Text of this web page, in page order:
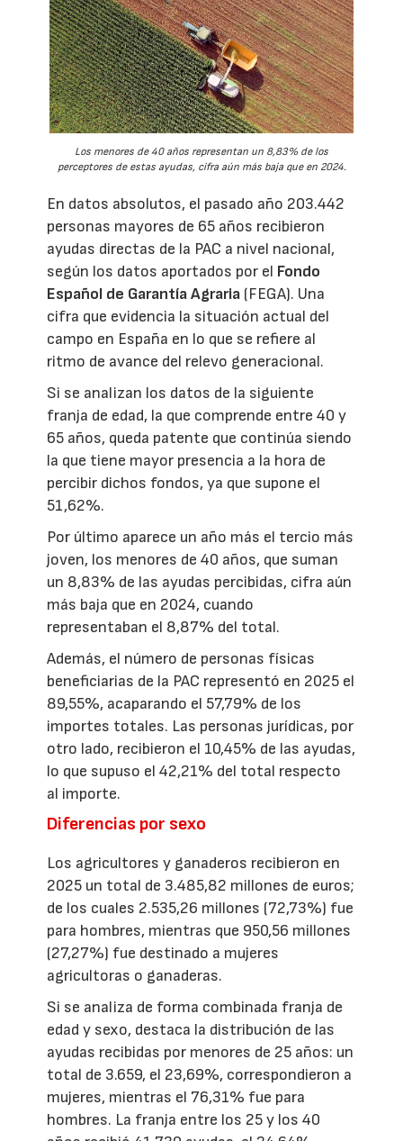
Los menores de 40 años representan un 8,83% de los
perceptores de estas ayudas, cifra aún más baja que en 2024.
En datos absolutos, el pasado año 203.442
personas mayores de 65 años recibieron
ayudas directas de la PAC a nivel nacional,
según los datos aportados por el Fondo
Español de Garantía Agraria (FEGA). Una
cifra que evidencia la situación actual del
campo en España en lo que se refiere al
ritmo de avance del relevo generacional.
Si se analizan los datos de la siguiente
franja de edad, la que comprende entre 40 y
65 años, queda patente que continúa siendo
la que tiene mayor presencia a la hora de
percibir dichos fondos, ya que supone el
51,62%.
Por último aparece un año más el tercio más
joven, los menores de 40 años, que suman
un 8,83% de las ayudas percibidas, cifra aún
más baja que en 2024, cuando
representaban el 8,87% del total.
Además, el número de personas físicas
beneficiarias de la PAC representó en 2025 el
89,55%, acaparando el 57,79% de los
importes totales. Las personas jurídicas, por
otro lado, recibieron el 10,45% de las ayudas,
lo que supuso el 42,21% del total respecto
al importe.
Diferencias por sexo
Los agricultores y ganaderos recibieron en
2025 un total de 3.485,82 millones de euros;
de los cuales 2.535,26 millones (72,73%) fue
para hombres, mientras que 950,56 millones
(27,27%) fue destinado a mujeres
agricultoras o ganaderas.
Si se analiza de forma combinada franja de
edad y sexo, destaca la distribución de las
ayudas recibidas por menores de 25 años: un
total de 3.659, el 23,69%, correspondieron a
mujeres, mientras el 76,31% fue para
hombres. La franja entre los 25 y los 40